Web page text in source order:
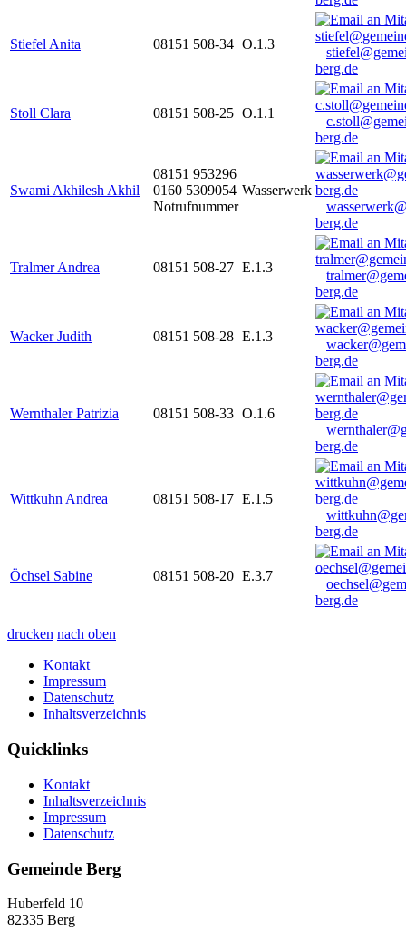
Stiefel Anita 08151 508-34 O.1.3
berg.de
Stoll Clara 08151 508-25 O.1.1
berg.de
Swami Akhilesh Akhil
08151 953296
0160 5309054
Notrufnummer
Wasserwerk
berg.de
Tralmer Andrea 08151 508-27 E.1.3
berg.de
Wacker Judith 08151 508-28 E.1.3
berg.de
Wernthaler Patrizia 08151 508-33 O.1.6
berg.de
Wittkuhn Andrea 08151 508-17 E.1.5
berg.de
Öchsel Sabine 08151 508-20 E.3.7
berg.de
drucken nach oben
Kontakt
Impressum
Datenschutz
Inhaltsverzeichnis
Quicklinks
Kontakt
Inhaltsverzeichnis
Impressum
Datenschutz
Gemeinde Berg
Huberfeld 10
82335 Berg